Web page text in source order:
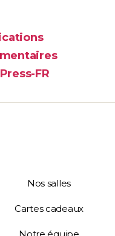
FR
Nos salles
Cartes cadeaux